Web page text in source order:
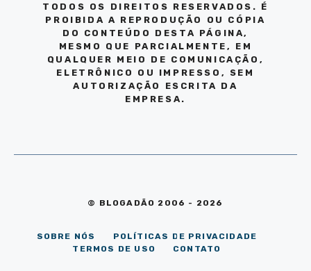
TODOS OS DIREITOS RESERVADOS. É
PROIBIDA A REPRODUÇÃO OU CÓPIA
DO CONTEÚDO DESTA PÁGINA,
MESMO QUE PARCIALMENTE, EM
QUALQUER MEIO DE COMUNICAÇÃO,
ELETRÔNICO OU IMPRESSO, SEM
AUTORIZAÇÃO ESCRITA DA
EMPRESA.
© BLOGADÃO 2006 - 2026
SOBRE NÓS
POLÍTICAS DE PRIVACIDADE
TERMOS DE USO
CONTATO